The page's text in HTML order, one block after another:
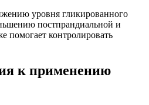
уровня гликированного
постпрандиальной и
помогает контролировать
к применению